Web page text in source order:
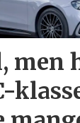
men